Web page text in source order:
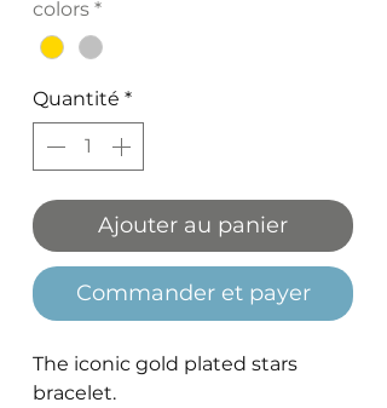
colors *
Quantité *
Ajouter au panier
Commander et payer
The iconic gold plated stars
bracelet.